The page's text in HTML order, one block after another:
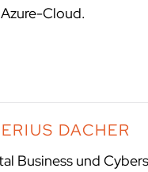
Cloud.
DACHER
Business und